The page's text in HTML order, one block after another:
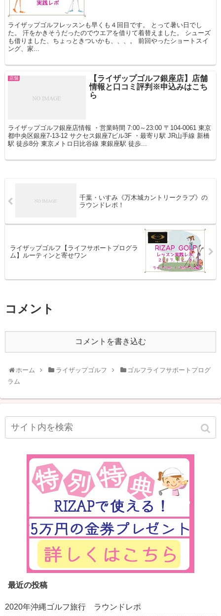
ライザップゴルフレッスンも早くも４回目です。 とって暑い日でし
た。 汗をかきそうだったのでウエアを借りて着替えました。 シューズ
も借りました、ちょっときついかも、、、。 前回やったショートスイ
ング、家...
店舗
【ライザップゴルフ銀座店】店舗
情報と口コミ評判※申込みはこち
ら
ライザップゴルフ銀座店情報 ・営業時間 7:00～23:00 〒104-0061 東京
都中央区銀座7-13-12 サクセス銀座7ビル3F ・最寄り駅 JR山手線 新橋
駅 徒歩8分 東京メトロ日比谷線 東銀座駅 徒歩...
千葉・いすみ《万木城カントリークラブ》の
ラウンドレポ！
ライザップゴルフ【ライフサポートプログラ
ム】ルーティンと寄せワン
コメント
コメントを書き込む
ホーム ライザップゴルフ
ゴルフライフサポートプログ
ラム
最近の投稿
2020年沖縄ゴルフ旅行 ラウンドレポ